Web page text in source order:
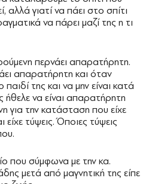
αλλά γιατί να πάει στο σπίτι
να πάρει μαζί της η τι
περνάει απαρατήρητη.
απαρατήρητη και όταν
της και να μην είναι κατά
να είναι απαρατήρητη
για την κατάσταση που είχε
είχε τύψεις. Όποιες τύψεις
που σύμφωνα με την κα.
μετά από μαγνητική της είπε